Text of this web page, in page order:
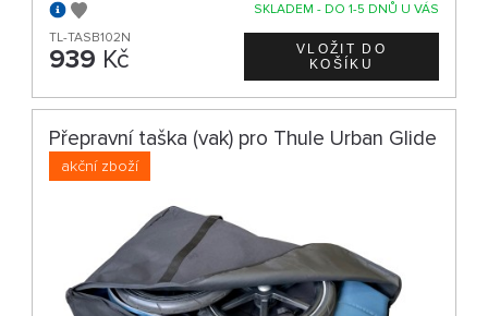
SKLADEM - DO 1-5 DNŮ U VÁS
TL-TASB102N
939 Kč
Přepravní taška (vak) pro Thule Urban Glide
akční zboží